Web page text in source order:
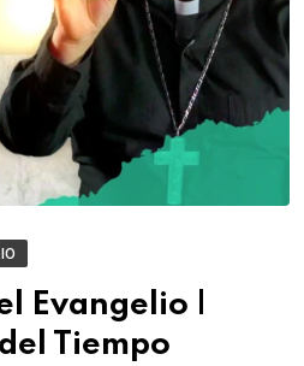
Evangelio |
Tiempo